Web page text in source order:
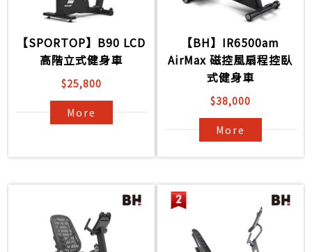
【SPORTOP】B90 LCD
高階立式健身車
$25,800
More
【BH】IR6500am
AirMax 磁控風扇程控臥
式健身車
$38,000
More